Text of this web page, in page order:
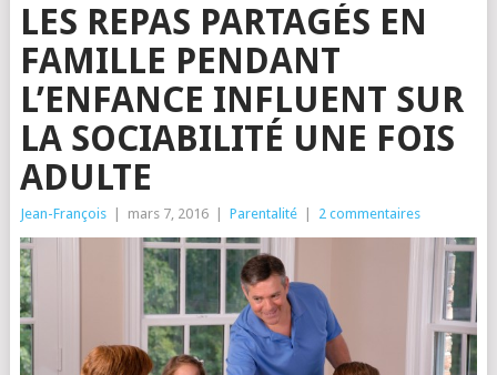
LES REPAS PARTAGÉS EN
FAMILLE PENDANT
L’ENFANCE INFLUENT SUR
LA SOCIABILITÉ UNE FOIS
ADULTE
Jean-François mars 7, 2016 Parentalité 2 commentaires